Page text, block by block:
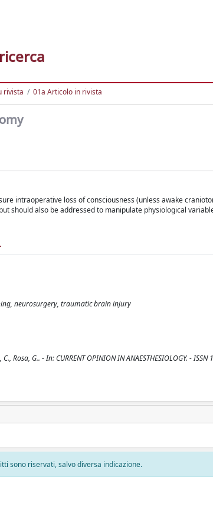
rivista 01a Articolo in rivista
intraoperative loss of consciousness (unless awake
should also be addressed to manipulate physiological
neurosurgery, traumatic brain injury
G.. - In: CURRENT OPINION IN ANAESTHESIOLOGY. -
sono riservati, salvo diversa indicazione.